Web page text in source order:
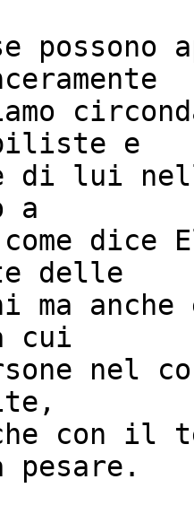
e
di lui
a
dice
delle
ma
cui
nel
con il
pesare.